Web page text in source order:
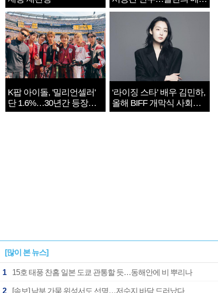
지는 ‘전쟁 속죄’
K팝 아이돌, '밀리언셀러'
단 1.6%…30년간 등장
1182개팀 전수조사
‘라이징 스타’ 배우 김민하,
올해 BIFF 개막식 사회자
확정
[많이 본 뉴스]
1 15호 태풍 찬홈 일본 도쿄 관통할 듯…동해안에 비 뿌리나
2 [속보] 남부 가뭄 위성서도 선명…저수지 바닥 드러났다